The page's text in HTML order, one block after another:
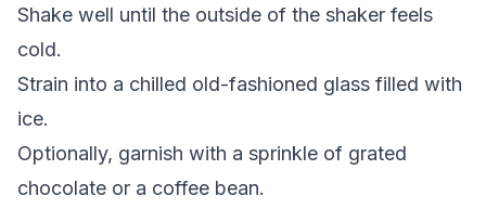
Shake well until the outside of the shaker feels
cold.
Strain into a chilled old-fashioned glass filled with
ice.
Optionally, garnish with a sprinkle of grated
chocolate or a coffee bean.